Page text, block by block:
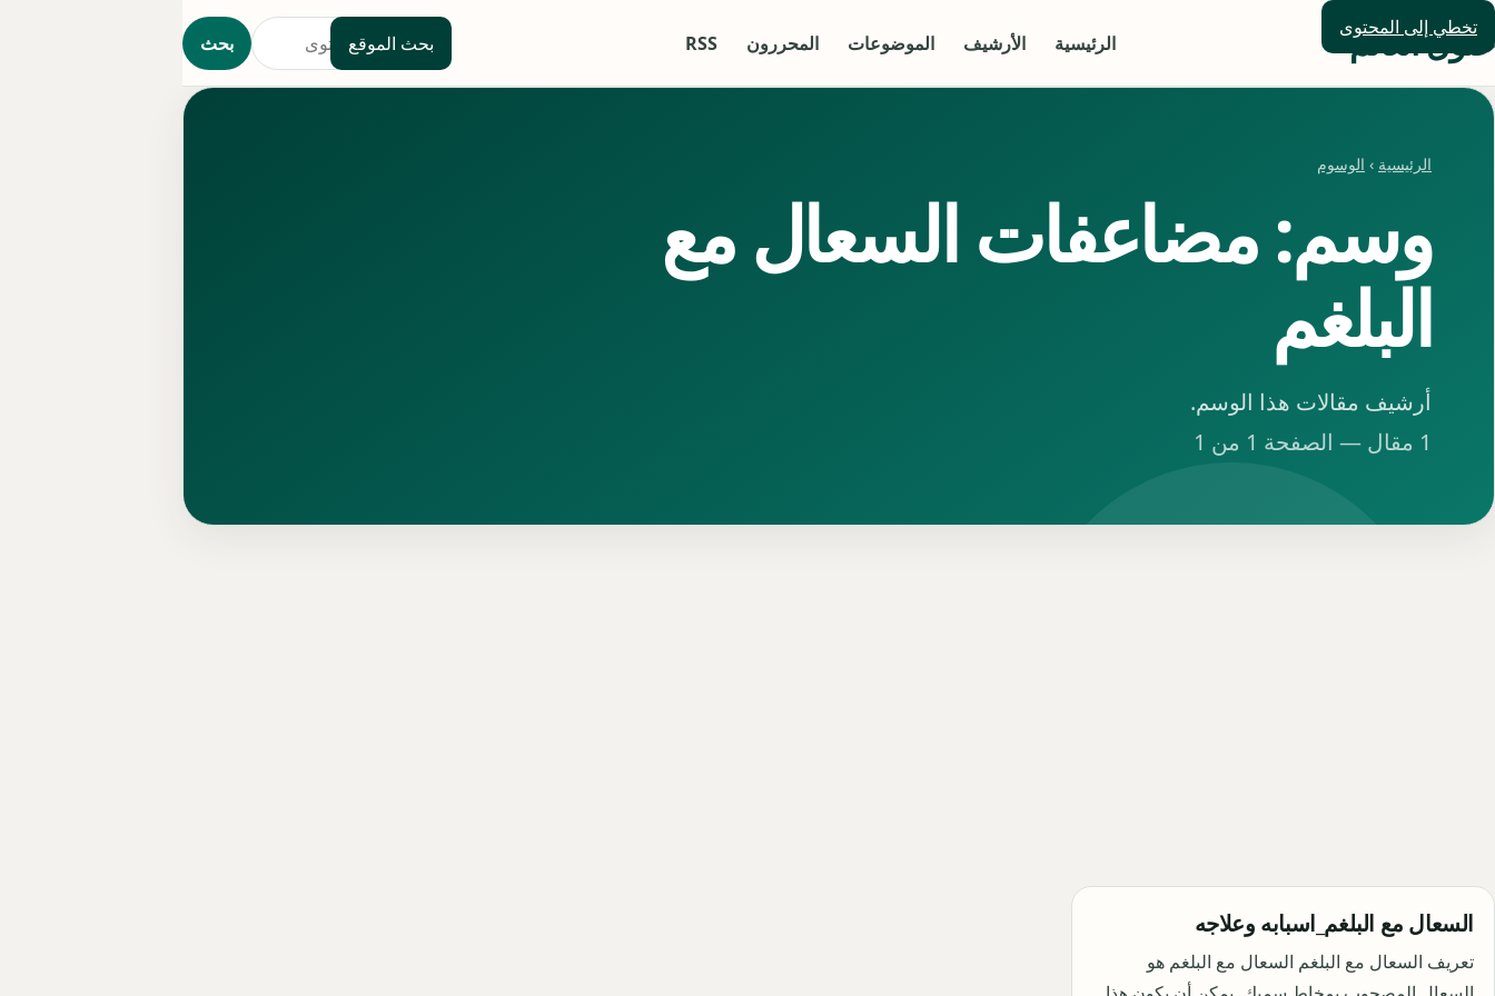
تخطي إلى المحتوى
حلول العالم الرئيسية الأرشيف الموضوعات المحررون RSS بحث الموقع بحث
الرئيسية › الوسوم
وسم: مضاعفات السعال مع
البلغم
أرشيف مقالات هذا الوسم.
1 مقال — الصفحة 1 من 1
السعال مع البلغم_اسبابه وعلاجه
تعريف السعال مع البلغم السعال مع البلغم هو